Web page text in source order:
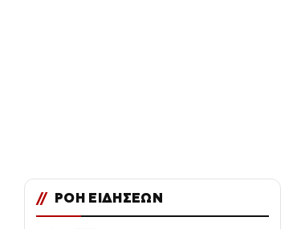
// ΡΟΗ ΕΙΔΗΣΕΩΝ